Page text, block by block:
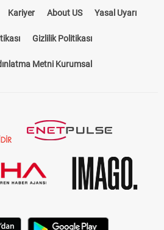
Kariyer About US Yasal Uyarı
Gizlilik Politikası
Metni Kurumsal